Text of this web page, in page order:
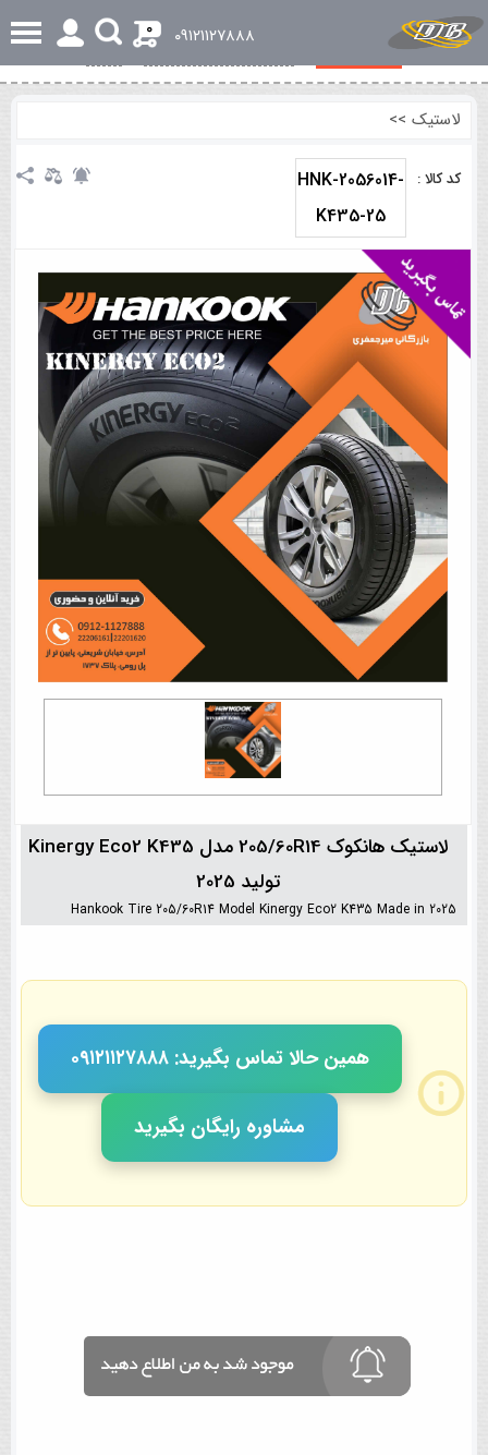
٠٩١٢١١٢٧٨٨٨ 0
مشخصات کلی بررسی تخصصی و اجمالی نظرات
لاستیک >>
کد کالا :
HNK-2056014-
K435-25
لاستیک هانکوک 205/60R14 مدل Kinergy Eco2 K435
تولید 2025
Hankook Tire 205/60R14 Model Kinergy Eco2 K435 Made in 2025
همین حالا تماس بگیرید: ٠٩١٢١١٢٧٨٨٨
مشاوره رایگان بگیرید